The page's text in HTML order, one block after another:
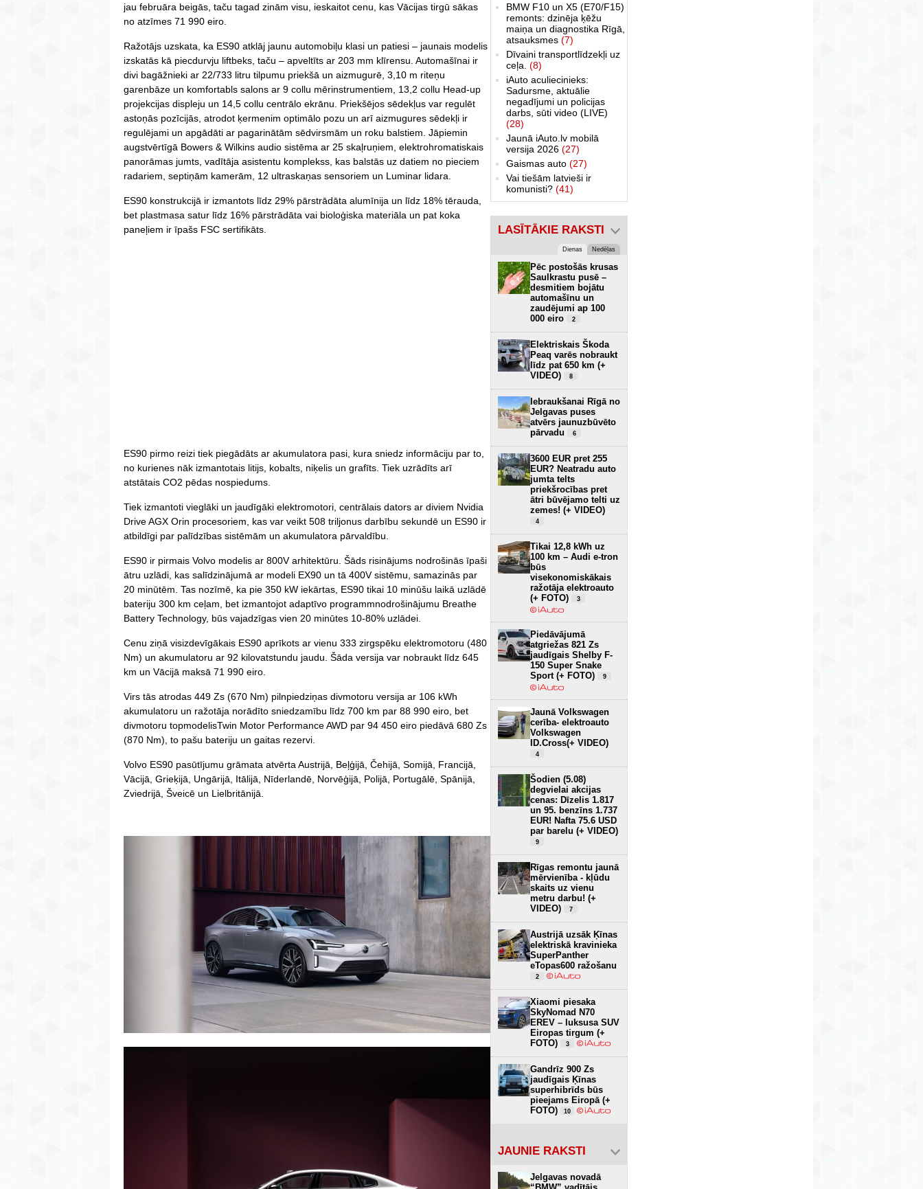
jau februāra beigās, taču tagad zinām visu, ieskaitot cenu, kas Vācijas tirgū sākas
no atzīmes 71 990 eiro.
Ražotājs uzskata, ka ES90 atklāj jaunu automobiļu klasi un patiesi – jaunais modelis
izskatās kā piecdurvju liftbeks, taču – apveltīts ar 203 mm klīrensu. Automašīnai ir
divi bagāžnieki ar 22/733 litru tilpumu priekšā un aizmugurē, 3,10 m riteņu
garenbāze un komfortabls salons ar 9 collu mērinstrumentiem, 13,2 collu Head-up
projekcijas displeju un 14,5 collu centrālo ekrānu. Priekšējos sēdekļus var regulēt
astoņās pozīcijās, atrodot ķermenim optimālo pozu un arī aizmugures sēdekļi ir
regulējami un apgādāti ar pagarinātām sēdvirsmām un roku balstiem. Jāpiemin
augstvērtīgā Bowers & Wilkins audio sistēma ar 25 skaļruņiem, elektrohromatiskais
panorāmas jumts, vadītāja asistentu komplekss, kas balstās uz datiem no pieciem
radariem, septiņām kamerām, 12 ultraskaņas sensoriem un Luminar lidara.
ES90 konstrukcijā ir izmantots līdz 29% pārstrādāta alumīnija un līdz 18% tērauda,
bet plastmasa satur līdz 16% pārstrādāta vai bioloģiska materiāla un pat koka
paneļiem ir īpašs FSC sertifikāts.
ES90 pirmo reizi tiek piegādāts ar akumulatora pasi, kura sniedz informāciju par to,
no kurienes nāk izmantotais litijs, kobalts, niķelis un grafīts. Tiek uzrādīts arī
atstātais CO2 pēdas nospiedums.
Tiek izmantoti vieglāki un jaudīgāki elektromotori, centrālais dators ar diviem Nvidia
Drive AGX Orin procesoriem, kas var veikt 508 triljonus darbību sekundē un ES90 ir
atbildīgi par palīdzības sistēmām un akumulatora pārvaldību.
ES90 ir pirmais Volvo modelis ar 800V arhitektūru. Šāds risinājums nodrošinās īpaši
ātru uzlādi, kas salīdzinājumā ar modeli EX90 un tā 400V sistēmu, samazinās par
20 minūtēm. Tas nozīmē, ka pie 350 kW iekārtas, ES90 tikai 10 minūšu laikā uzlādē
bateriju 300 km ceļam, bet izmantojot adaptīvo programmnodrošinājumu Breathe
Battery Technology, būs vajadzīgas vien 20 minūtes 10-80% uzlādei.
Cenu ziņā visizdevīgākais ES90 aprīkots ar vienu 333 zirgspēku elektromotoru (480
Nm) un akumulatoru ar 92 kilovatstundu jaudu. Šāda versija var nobraukt līdz 645
km un Vācijā maksā 71 990 eiro.
Virs tās atrodas 449 Zs (670 Nm) pilnpiedziņas divmotoru versija ar 106 kWh
akumulatoru un ražotāja norādīto sniedzamību līdz 700 km par 88 990 eiro, bet
divmotoru topmodelisTwin Motor Performance AWD par 94 450 eiro piedāvā 680 Zs
(870 Nm), to pašu bateriju un gaitas rezervi.
Volvo ES90 pasūtījumu grāmata atvērta Austrijā, Beļģijā, Čehijā, Somijā, Francijā,
Vācijā, Grieķijā, Ungārijā, Itālijā, Nīderlandē, Norvēģijā, Polijā, Portugālē, Spānijā,
Zviedrijā, Šveicē un Lielbritānijā.
BMW F10 un X5 (E70/F15)
remonts: dzinēja ķēžu
maiņa un diagnostika Rīgā,
atsauksmes (7)
Dīvaini transportlīdzekļi uz
ceļa. (8)
iAuto aculiecinieks:
Sadursme, aktuālie
negadījumi un policijas
darbs, sūti video (LIVE)
(28)
Jaunā iAuto.lv mobilā
versija 2026 (27)
Gaismas auto (27)
Vai tiešām latvieši ir
komunisti? (41)
LASĪTĀKIE RAKSTI
Dienas Nedēļas
Pēc postošās krusas
Saulkrastu pusē –
desmitiem bojātu
automašīnu un
zaudējumi ap 100
000 eiro
2
Elektriskais Škoda
Peaq varēs nobraukt
līdz pat 650 km (+
VIDEO)
8
Iebraukšanai Rīgā no
Jelgavas puses
atvērs jaunuzbūvēto
pārvadu
6
3600 EUR pret 255
EUR? Neatradu auto
jumta telts
priekšrocības pret
ātri būvējamo telti uz
zemes! (+ VIDEO)
4
Tikai 12,8 kWh uz
100 km – Audi e-tron
būs
visekonomiskākais
ražotāja elektroauto
(+ FOTO)
3
Piedāvājumā
atgriežas 821 Zs
jaudīgais Shelby F-
150 Super Snake
Sport (+ FOTO)
9
Jaunā Volkswagen
cerība- elektroauto
Volkswagen
ID.Cross(+ VIDEO)
4
Šodien (5.08)
degvielai akcijas
cenas: Dīzelis 1.817
un 95. benzīns 1.737
EUR! Nafta 75.6 USD
par barelu (+ VIDEO)
9
Rīgas remontu jaunā
mērvienība - kļūdu
skaits uz vienu
metru darbu! (+
VIDEO)
7
Austrijā uzsāk Ķīnas
elektriskā kravinieka
SuperPanther
eTopas600 ražošanu
2
Xiaomi piesaka
SkyNomad N70
EREV – luksusa SUV
Eiropas tirgum (+
FOTO)
3
Gandrīz 900 Zs
jaudīgais Ķīnas
superhibrīds būs
pieejams Eiropā (+
FOTO)
10
JAUNIE RAKSTI
Jelgavas novadā